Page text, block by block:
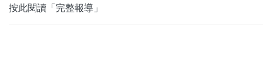
按此閱讀「完整報導」